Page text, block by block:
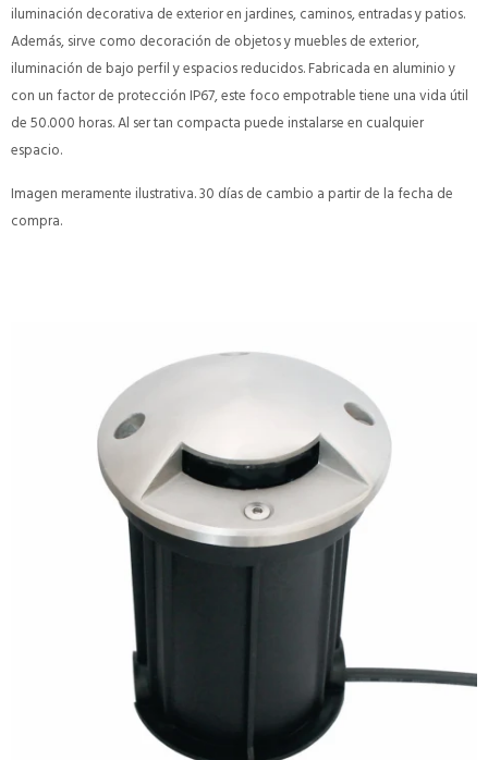
iluminación decorativa de exterior en jardines, caminos, entradas y patios.
Además, sirve como decoración de objetos y muebles de exterior,
iluminación de bajo perfil y espacios reducidos. Fabricada en aluminio y
con un factor de protección IP67, este foco empotrable tiene una vida útil
de 50.000 horas. Al ser tan compacta puede instalarse en cualquier
espacio.
Imagen meramente ilustrativa. 30 días de cambio a partir de la fecha de
compra.